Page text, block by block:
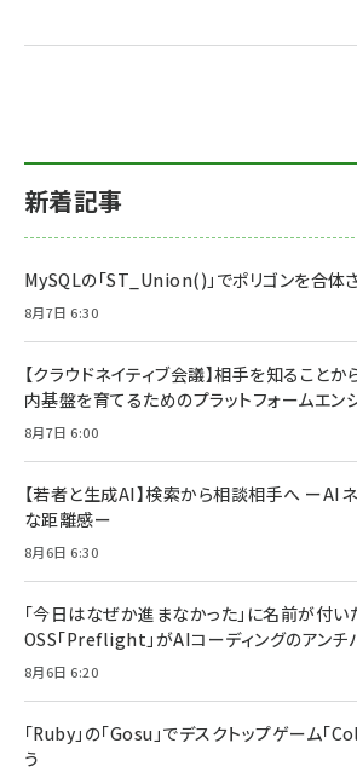
新着記事
MySQLの「ST_Union()」でポリゴンを合体
8月7日 6:30
【クラウドネイティブ会議】相手を知ること
内基盤を育てるためのプラットフォームエン
8月7日 6:00
【若者と生成AI】検索から相談相手へ ーAI
な距離感ー
8月6日 6:30
「今日はなぜか進まなかった」に名前が付い
OSS「Preflight」がAIコーディングのアンチ
8月6日 6:20
「Ruby」の「Gosu」でデスクトップゲーム「
う